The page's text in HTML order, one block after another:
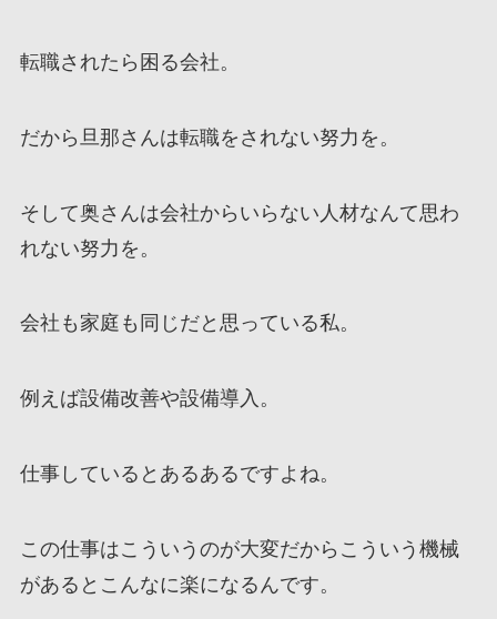
転職されたら困る会社。
だから旦那さんは転職をされない努力を。
そして奥さんは会社からいらない人材なんて思わ
れない努力を。
会社も家庭も同じだと思っている私。
例えば設備改善や設備導入。
仕事しているとあるあるですよね。
この仕事はこういうのが大変だからこういう機械
があるとこんなに楽になるんです。